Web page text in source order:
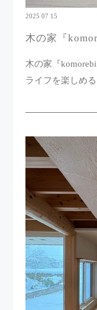
2025 07 15
木の家『
木の家『
ライフを楽しめ